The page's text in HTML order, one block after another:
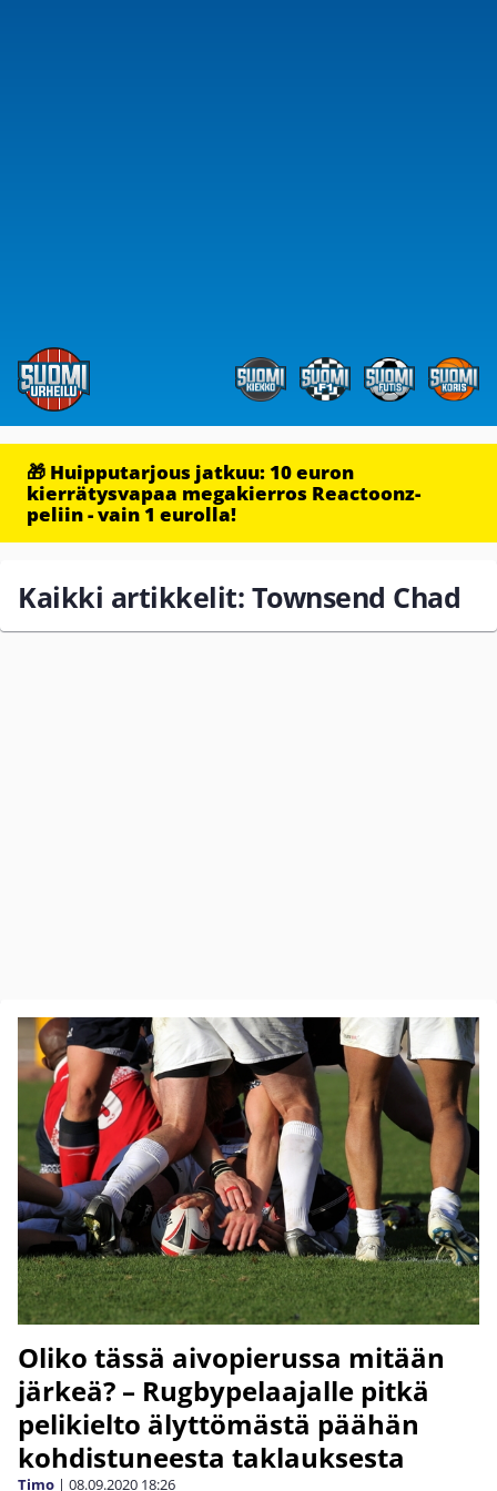
🎁 Huipputarjous jatkuu: 10 euron
kierrätysvapaa megakierros Reactoonz-
peliin - vain 1 eurolla!
Kaikki artikkelit: Townsend Chad
Oliko tässä aivopierussa mitään
järkeä? – Rugbypelaajalle pitkä
pelikielto älyttömästä päähän
kohdistuneesta taklauksesta
Timo | 08.09.2020 18:26